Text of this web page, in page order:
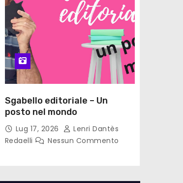
Sgabello editoriale – Un
posto nel mondo
Lug 17, 2026
Lenri Dantès
Redaelli
Nessun Commento